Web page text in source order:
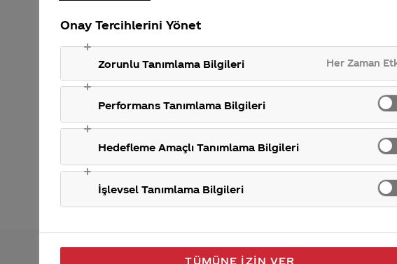
Onay Tercihlerini Yönet
Zorunlu Tanımlama Bilgileri Her Zaman
Performans Tanımlama Bilgileri
Hedefleme Amaçlı Tanımlama Bilgileri
İşlevsel Tanımlama Bilgileri
TÜMÜNE İZIN VER